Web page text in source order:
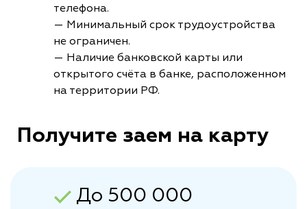
телефона.
— Минимальный срок трудоустройства
не ограничен.
— Наличие банковской карты или
открытого счёта в банке, расположенном
на территории РФ.
Получите заем на карту
До 500 000